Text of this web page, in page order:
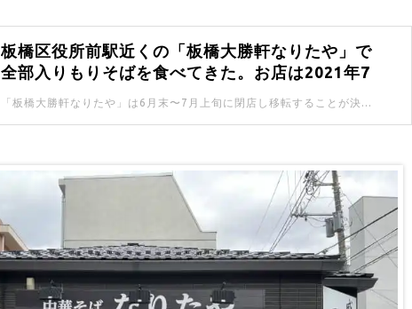
板橋区役所前駅近くの「板橋大勝軒なりたや」で
全部入りもりそばを食べてきた。お店は2021年7